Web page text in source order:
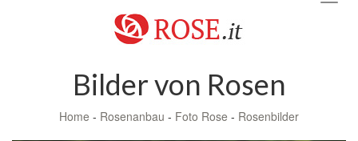
Bilder von Rosen
Home - Rosenanbau - Foto Rose - Rosenbilder